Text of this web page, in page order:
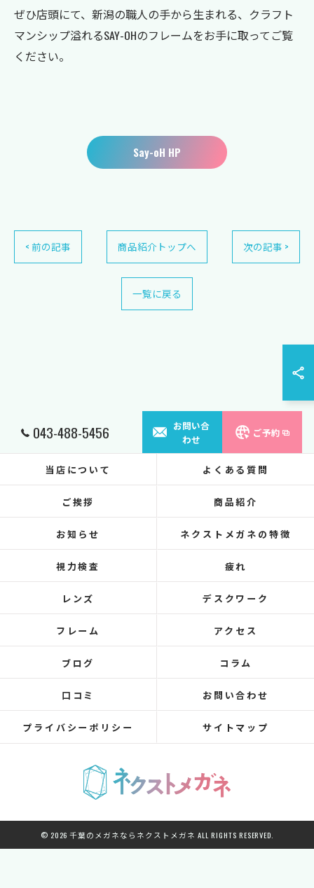
ぜひ店頭にて、新潟の職人の手から生まれる、クラフト
マンシップ溢れるSAY-OHのフレームをお手に取ってご覧
ください。
Say-oH HP
< 前の記事 商品紹介トップへ 次の記事 >
一覧に戻る
043-488-5456
お問い合
わせ
ご予約
当店について よくある質問
ご挨拶 商品紹介
お知らせ ネクストメガネの特徴
視力検査 疲れ
レンズ デスクワーク
フレーム アクセス
ブログ コラム
口コミ お問い合わせ
プライバシーポリシー サイトマップ
© 2026 千葉のメガネならネクストメガネ ALL RIGHTS RESERVED.